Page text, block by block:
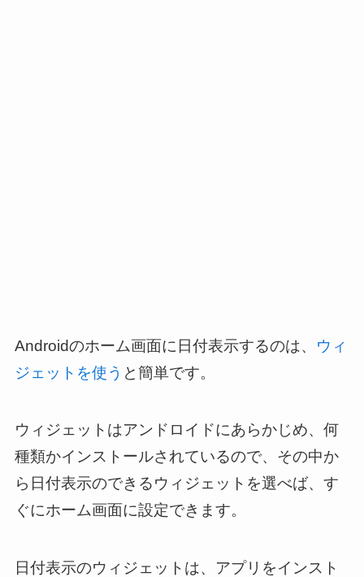
Androidのホーム画面に日付表示するのは、 ウィ
ジェットを使う と簡単です。
ウィジェットはアンドロイドにあらかじめ、何
種類かインストールされているので、その中か
ら日付表示のできるウィジェットを選べば、す
ぐにホーム画面に設定できます。
日付表示のウィジェットは、アプリをインスト